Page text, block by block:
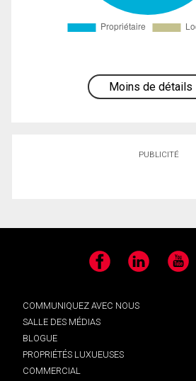
Moins de détails
PUBLICITÉ
Facebook LinkedIn YouTube
COMMUNIQUEZ AVEC NOUS
SALLE DES MÉDIAS
BLOGUE
PROPRIÉTÉS LUXUEUSES
COMMERCIAL